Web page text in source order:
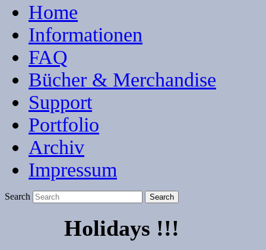
Home
Informationen
FAQ
Bücher & Merchandise
Support
Portfolio
Archiv
Impressum
Search
Holidays !!!